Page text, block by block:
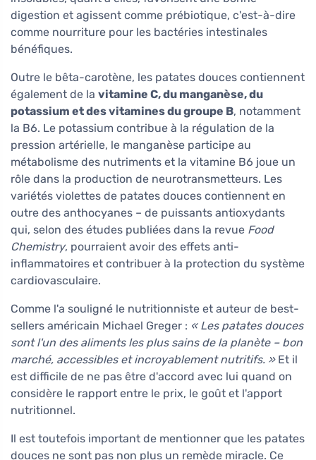
digestion et agissent comme prébiotique, c'est-à-dire
comme nourriture pour les bactéries intestinales
bénéfiques.
Outre le bêta-carotène, les patates douces contiennent
également de la vitamine C, du manganèse, du
potassium et des vitamines du groupe B, notamment
la B6. Le potassium contribue à la régulation de la
pression artérielle, le manganèse participe au
métabolisme des nutriments et la vitamine B6 joue un
rôle dans la production de neurotransmetteurs. Les
variétés violettes de patates douces contiennent en
outre des anthocyanes – de puissants antioxydants
qui, selon des études publiées dans la revue Food
Chemistry, pourraient avoir des effets anti-
inflammatoires et contribuer à la protection du système
cardiovasculaire.
Comme l'a souligné le nutritionniste et auteur de best-
sellers américain Michael Greger : « Les patates douces
sont l'un des aliments les plus sains de la planète – bon
marché, accessibles et incroyablement nutritifs. »Et il
est difficile de ne pas être d'accord avec lui quand on
considère le rapport entre le prix, le goût et l'apport
nutritionnel.
Il est toutefois important de mentionner que les patates
douces ne sont pas non plus un remède miracle. Ce